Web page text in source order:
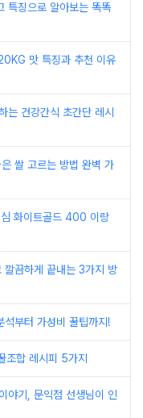
특징으로 알아보는 똑똑
맛 특징과 추천 이유
는 건강간식 초간단 레시
쌀 고르는 방법 완벽 가
화이트골드 400 이랑
깔끔하게 끝내는 3가지 방
부터 가성비 꿀팁까지!
조합 레시피 5가지
야기, 문익점 선생님이 인